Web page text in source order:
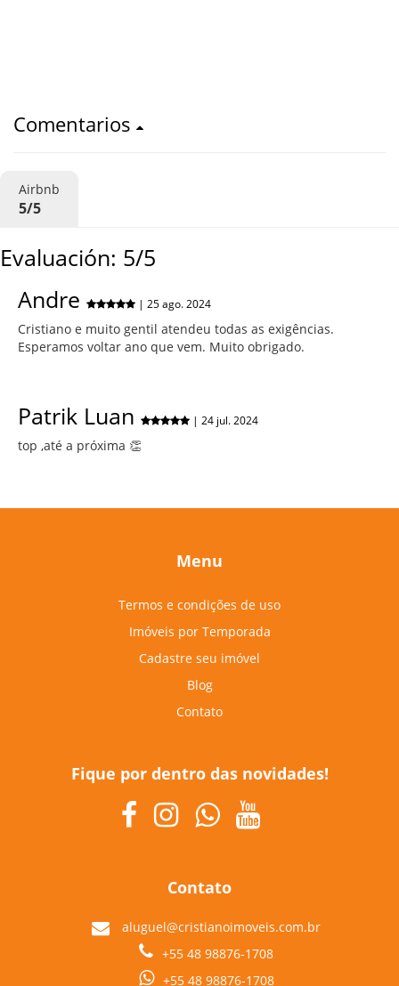
Comentarios
Airbnb
5/5
Evaluación: 5/5
Andre
| 25 ago. 2024
Cristiano e muito gentil atendeu todas as exigências.
Esperamos voltar ano que vem. Muito obrigado.
Patrik Luan | 24 jul. 2024
top ,até a próxima 👏
Menu
Termos e condições de uso
Imóveis por Temporada
Cadastre seu imóvel
Blog
Contato
Fique por dentro das novidades!
Contato
aluguel@cristianoimoveis.com.br
+55 48 98876-1708
+55 48 98876-1708